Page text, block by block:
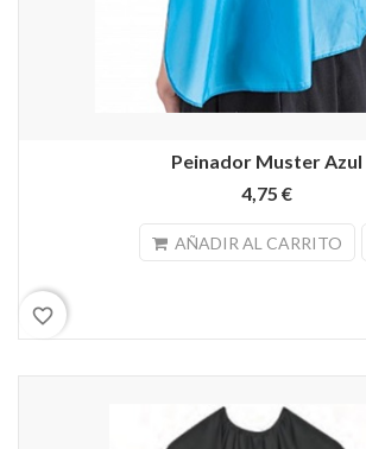
Peinador Muster Azul
4,75 €
AÑADIR AL CARRITO
favorite_border